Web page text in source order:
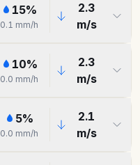
15%
0.1 mm/h
2.3
m/s
10%
0.0 mm/h
2.3
m/s
5%
0.0 mm/h
2.1
m/s